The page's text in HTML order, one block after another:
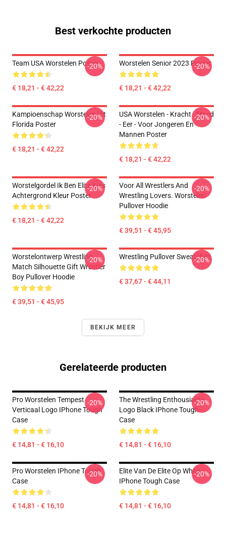
Best verkochte producten
Team USA Worstelen Poster
€ 18,21 - € 42,22
-20% Worstelen Senior 2023 Poster
€ 18,21 - € 42,22
-20%
Kampioenschap Worstelen Uit
Florida Poster
€ 18,21 - € 42,22
-20%
USA Worstelen - Kracht - Moed
- Eer - Voor Jongeren En
Mannen Poster
€ 18,21 - € 42,22
-20%
Worstelgordel Ik Ben Elite Kies
Achtergrond Kleur Poster
€ 18,21 - € 42,22
-20%
Voor All Wrestlers And
Wrestling Lovers. Worstelen
Pullover Hoodie
€ 39,51 - € 45,95
-20%
Worstelontwerp Wrestling
Match Silhouette Gift Wrestler
Boy Pullover Hoodie
€ 39,51 - € 45,95
-20% Wrestling Pullover Sweatshirt
€ 37,67 - € 44,11
-20%
BEKIJK MEER
Gerelateerde producten
Pro Worstelen Tempest
Verticaal Logo IPhone Tough
Case
€ 14,81 - € 16,10
-20%
The Wrestling Enthousiaste
Logo Black IPhone Tough
Case
€ 14,81 - € 16,10
-20%
Pro Worstelen IPhone Tough
Case
€ 14,81 - € 16,10
-20%
Elite Van De Elite Op White
IPhone Tough Case
€ 14,81 - € 16,10
-20%